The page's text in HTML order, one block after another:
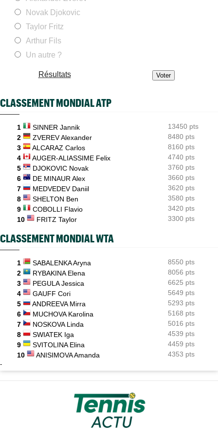
ATP - Montréal
Terence Atmane est désormais tourné vers un immense défi à
relever
Boris Becker avertit Sascha Zverev : "Il a 29 ans et pas 25..."
ATP - Montréal
Dani Mérida se révèle en 2026 : le Top 50 et un nouveau cap
WTA - Toronto
Osaka - Fernandez : à quelle heure et sur quelle chaîne TV ?
Novak Djokovic
Taylor Fritz
Arthur Fils
Un autre ?
Résultats
CLASSEMENT MONDIAL ATP
1 SINNER Jannik
13450 pts
2
ZVEREV Alexander
8480 pts
3
ALCARAZ Carlos
8160 pts
4
AUGER-ALIASSIME Felix
4740 pts
5
DJOKOVIC Novak
3760 pts
6
DE MINAUR Alex
3660 pts
7
MEDVEDEV Daniil
3620 pts
8
SHELTON Ben
3580 pts
9
COBOLLI Flavio
3420 pts
10
FRITZ Taylor 3300 pts
CLASSEMENT MONDIAL WTA
1 SABALENKA Aryna
8550 pts
2
RYBAKINA Elena
8056 pts
3
PEGULA Jessica
6625 pts
4
GAUFF Cori
5649 pts
5
ANDREEVA Mirra
5293 pts
6
MUCHOVA Karolina
5168 pts
7
NOSKOVA Linda
5016 pts
8
SWIATEK Iga
4539 pts
9
SVITOLINA Elina
4459 pts
10
ANISIMOVA Amanda 4353 pts
-